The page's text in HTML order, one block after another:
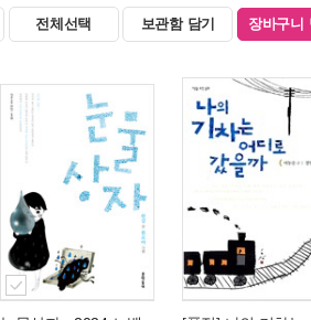
전체선택 보관함 담기 장바구니